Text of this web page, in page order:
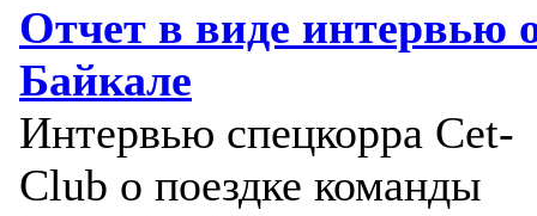
Отчет в виде интервью
Байкале
Интервью спецкорра Cet-
Club о поездке команды